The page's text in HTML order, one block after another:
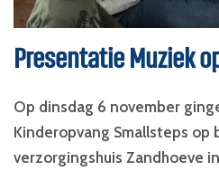
Presentatie Muziek
Op dinsdag 6 november
Kinderopvang Smallsteps op
verzorgingshuis Zandhoeve